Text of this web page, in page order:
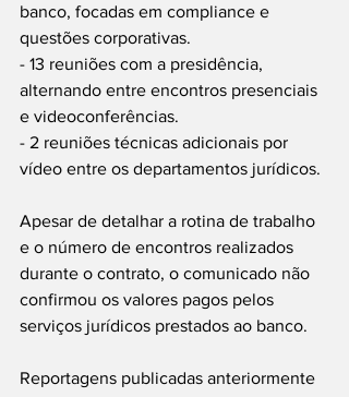
banco, focadas em compliance e
questões corporativas.
- 13 reuniões com a presidência,
alternando entre encontros presenciais
e videoconferências.
- 2 reuniões técnicas adicionais por
vídeo entre os departamentos jurídicos.
Apesar de detalhar a rotina de trabalho
e o número de encontros realizados
durante o contrato, o comunicado não
confirmou os valores pagos pelos
serviços jurídicos prestados ao banco.
Reportagens publicadas anteriormente